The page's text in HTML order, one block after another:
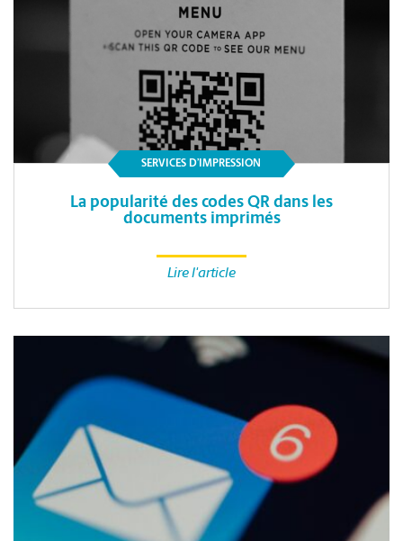
SERVICES D’IMPRESSION
La popularité des codes QR dans les
documents imprimés
Lire l'article